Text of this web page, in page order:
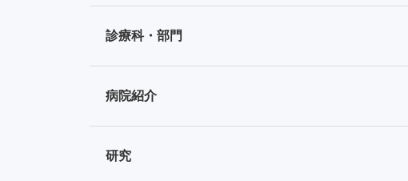
診療科・部門
病院紹介
研究